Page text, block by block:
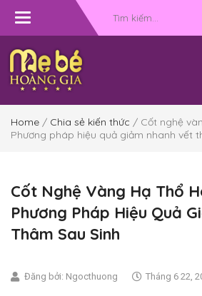
Toggle
Home / Chia sẻ kiến thức / Cốt nghệ
Phương pháp hiệu quả giảm nhanh vết
Cốt Nghệ Vàng Hạ Thổ
Phương Pháp Hiệu Quả
Thâm Sau Sinh
Đăng bởi: Ngocthuong Tháng 6 22,